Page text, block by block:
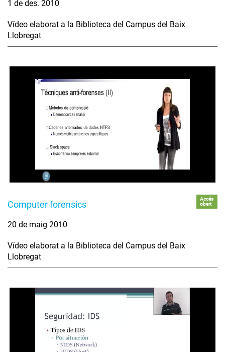
1 de des. 2010
Vídeo elaborat a la Biblioteca del Campus del Baix
Llobregat
Computer forensics
Accés
obert
20 de maig 2010
Vídeo elaborat a la Biblioteca del Campus del Baix
Llobregat